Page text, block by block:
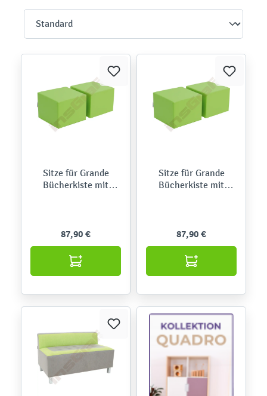
Sitze für Grande
Bücherkiste mit
87,90 €
Sitze für Grande
Bücherkiste mit
87,90 €